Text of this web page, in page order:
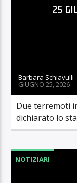
25
Barbara Schiavulli
GIUGNO 25, 2026
Due terremoti
dichiarato lo
NOTIZIARI